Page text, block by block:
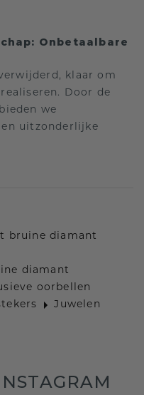
Onbetaalbare
klaar om
Door de
we
uitzonderlijke
bruine diamant
diamant
oorbellen
Juwelen